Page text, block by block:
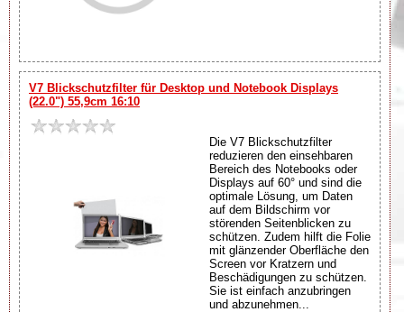
V7 Blickschutzfilter für Desktop und Notebook Displays
(22.0") 55,9cm 16:10
Die V7 Blickschutzfilter
reduzieren den einsehbaren
Bereich des Notebooks oder
Displays auf 60° und sind die
optimale Lösung, um Daten
auf dem Bildschirm vor
störenden Seitenblicken zu
schützen. Zudem hilft die Folie
mit glänzender Oberfläche den
Screen vor Kratzern und
Beschädigungen zu schützen.
Sie ist einfach anzubringen
und abzunehmen...